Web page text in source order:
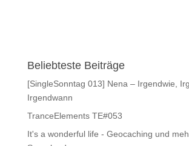
Beliebteste Beiträge
[SingleSonntag 013] Nena – Irgendwie,
Irgendwann
TranceElements TE#053
It's a wonderful life - Geocaching und